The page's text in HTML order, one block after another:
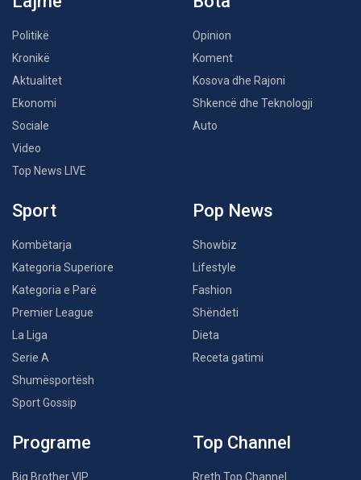
Politikë
Kronikë
Aktualitet
Ekonomi
Sociale
Video
Top News LIVE
Opinion
Koment
Kosova dhe Rajoni
Shkencë dhe Teknologji
Auto
Sport
Kombëtarja
Kategoria Superiore
Kategoria e Parë
Premier League
La Liga
Serie A
Shumësportësh
Sport Gossip
Pop News
Showbiz
Lifestyle
Fashion
Shëndeti
Dieta
Receta gatimi
Programe
Big Brother VIP
Top Channel
Rreth Top Channel